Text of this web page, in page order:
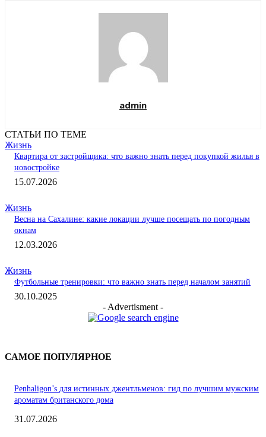
admin
СТАТЬИ ПО ТЕМЕ
Жизнь
Квартира от застройщика: что важно знать перед покупкой жилья в
новостройке
15.07.2026
Жизнь
Весна на Сахалине: какие локации лучше посещать по погодным
окнам
12.03.2026
Жизнь
Футбольные тренировки: что важно знать перед началом занятий
30.10.2025
- Advertisment -
САМОЕ ПОПУЛЯРНОЕ
Penhaligon’s для истинных джентльменов: гид по лучшим мужским
ароматам британского дома
31.07.2026